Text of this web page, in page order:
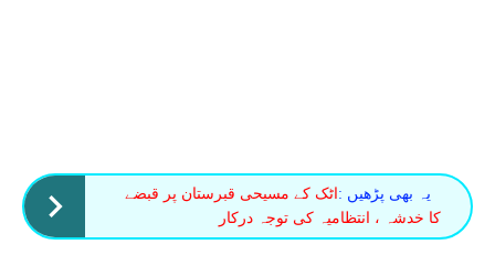
یہ بھی پڑھیں : اٹک کے مسیحی قبرستان پر قبضے
کا خدشہ ، انتظامیہ کی توجہ درکار